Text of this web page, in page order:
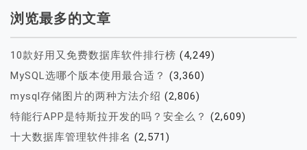
浏览最多的文章
10款好用又免费数据库软件排行榜 (4,249)
MySQL选哪个版本使用最合适？ (3,360)
mysql存储图片的两种方法介绍 (2,806)
特能行APP是特斯拉开发的吗？安全么？ (2,609)
十大数据库管理软件排名 (2,571)